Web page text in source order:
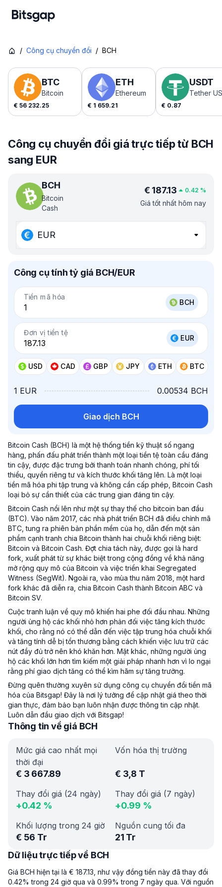
/ Công cụ chuyển đổi / BCH
BTC
Bitcoin
€ 56 232.25
ETH
Ethereum
€ 1 659.21
USDT
Tether
€ 0.87
Công cụ chuyển đổi giá trực tiếp từ BCH
sang EUR
BCH
Bitcoin
Cash
€ 187.13 0.42 %
Giá tốt nhất hôm nay
EUR
Công cụ tính tỷ giá BCH/EUR
Tiền mã hóa
BCH
Đơn vị tiền tệ
EUR
USD CAD GBP JPY ETH BTC
1 EUR 0.00534 BCH
Giao dịch BCH
Bitcoin Cash (BCH) là một hệ thống tiền kỹ thuật số ngang
hàng, phấn đấu phát triển thành một loại tiền tệ toàn cầu đáng
tin cậy, được đặc trưng bởi thanh toán nhanh chóng, phí tối
thiểu, quyền riêng tư và kích thước khối tăng lên. Là một loại
tiền mã hóa phi tập trung và không cần cấp phép, Bitcoin Cash
loại bỏ sự cần thiết của các trung gian đáng tin cậy.
Bitcoin Cash nổi lên như một sự thay thế cho bitcoin ban đầu
(BTC). Vào năm 2017, các nhà phát triển BCH đã điều chỉnh mã
BTC, tung ra phiên bản phần mềm của họ, dẫn đến một sản
phẩm cạnh tranh chia Bitcoin thành hai chuỗi khối riêng biệt:
Bitcoin và Bitcoin Cash. Đợt chia tách này, được gọi là hard
fork, xuất phát từ sự khác biệt trong cộng đồng về khả năng
mở rộng quy mô của Bitcoin và việc triển khai Segregated
Witness (SegWit). Ngoài ra, vào mùa thu năm 2018, một hard
fork khác đã diễn ra, chia Bitcoin Cash thành Bitcoin ABC và
Bitcoin SV.
Cuộc tranh luận về quy mô khiến hai phe đối đầu nhau. Những
người ủng hộ các khối nhỏ hơn phản đối việc tăng kích thước
khối, cho rằng nó có thể dẫn đến việc tập trung hóa chuỗi khối
và tăng tính dễ bị tổn thương bằng cách khiến việc lưu trữ các
nút đầy đủ trở nên khó khăn hơn. Mặt khác, những người ủng
hộ các khối lớn hơn tìm kiếm một giải pháp nhanh hơn vì lo ngại
rằng phí giao dịch tăng có thể kìm hãm sự tăng trưởng.
Đừng quên thường xuyên sử dụng công cụ chuyển đổi tiền mã
hóa của Bitsgap! Đây là nơi lý tưởng để cập nhật giá theo thời
gian thực, đảm bảo bạn luôn nhận được thông tin cập nhật.
Luôn dẫn đầu giao dịch với Bitsgap!
Thông tin về giá BCH
Mức giá cao nhất mọi
thời đại
€ 3 667.89
Vốn hóa thị trường
€ 3,8 T
Thay đổi giá (24 ngày)
+0.42 %
Thay đổi giá (7 ngày)
+0.99 %
Khối lượng trong 24 giờ
€ 56 Tr
Nguồn cung tối đa
21 Tr
Dữ liệu trực tiếp về BCH
Giá BCH hiện tại là € 187.13, như vậy đồng tiền này đã thay đổi
0.42% trong 24 giờ qua và 0.99% trong 7 ngày qua. Với nguồn